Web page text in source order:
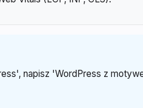
napisz 'WordPress z